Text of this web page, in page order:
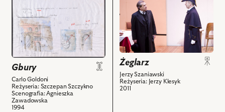
Torwald
Helmer
powiązanych
z
nim
obiektów
Piotr
Brzeziński
Hrabia
Ryszard,
Marzena
Trybała
-
Felicja
obiektu
Żeglarz,
Na
zdjęciu:
Jarosław
Gajewski
–
Żeglarz
Jerzy Szaniawski
Reżyseria: Jerzy Klesyk
2011
obiektu
Gbury,
Projekt:
scenografia
powiązanych
z
nim
obiektów
Gbury
Carlo Goldoni
Reżyseria: Szczepan Szczykno
Scenografia: Agnieszka
Zawadowska
1994